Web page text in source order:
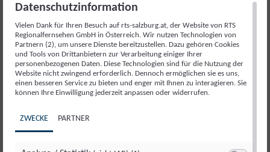
INHÖGBAUER: QUALITÄT OHNE
UMWEGE
Datenschutzinformation
Vielen Dank für Ihren Besuch auf rts-salzburg.at, der Website von RTS
Regionalfernsehen GmbH in Österreich. Wir nutzen Technologien von
Partnern (2), um unsere Dienste bereitzustellen. Dazu gehören Cookies
und Tools von Drittanbietern zur Verarbeitung einiger Ihrer
personenbezogenen Daten. Diese Technologien sind für die Nutzung der
Website nicht zwingend erforderlich. Dennoch ermöglichen sie es uns,
einen besseren Service zu bieten und enger mit Ihnen zu interagieren. Sie
können Ihre Einwilligung jederzeit anpassen oder widerrufen.
ZWECKE PARTNER